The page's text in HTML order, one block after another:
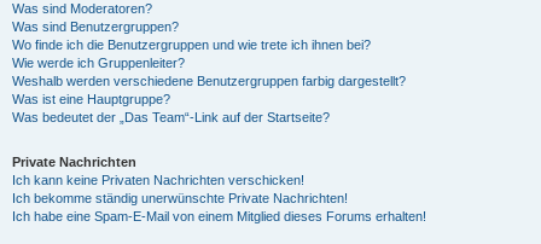
Was sind Moderatoren?
Was sind Benutzergruppen?
Wo finde ich die Benutzergruppen und wie trete ich ihnen bei?
Wie werde ich Gruppenleiter?
Weshalb werden verschiedene Benutzergruppen farbig dargestellt?
Was ist eine Hauptgruppe?
Was bedeutet der „Das Team“-Link auf der Startseite?
Private Nachrichten
Ich kann keine Privaten Nachrichten verschicken!
Ich bekomme ständig unerwünschte Private Nachrichten!
Ich habe eine Spam-E-Mail von einem Mitglied dieses Forums erhalten!